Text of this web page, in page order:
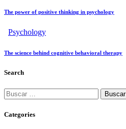
The power of positive thinking in psychology
Psychology
The science behind cognitive behavioral therapy
Search
Categories